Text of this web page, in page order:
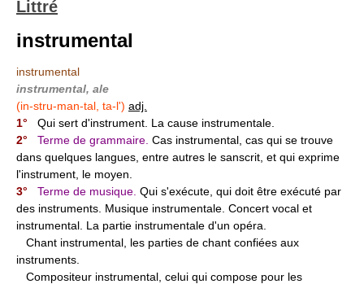
Littré
instrumental
instrumental
instrumental, ale
(in-stru-man-tal, ta-l') adj.
1° Qui sert d'instrument. La cause instrumentale.
2°
Terme de grammaire. Cas instrumental, cas qui se trouve
dans quelques langues, entre autres le sanscrit, et qui exprime
l'instrument, le moyen.
3°
Terme de musique. Qui s'exécute, qui doit être exécuté par
des instruments. Musique instrumentale. Concert vocal et
instrumental. La partie instrumentale d'un opéra.
Chant instrumental, les parties de chant confiées aux
instruments.
Compositeur instrumental, celui qui compose pour les